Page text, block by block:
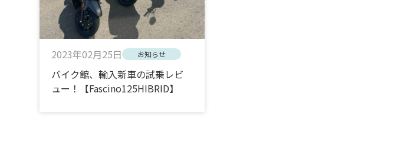
2023年02月25日 お知らせ
バイク館、輸入新車の試乗レビ
ュー！【Fascino125HIBRID】